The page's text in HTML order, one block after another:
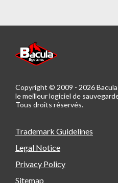
Trademark Guidelines
Legal Notice
Privacy Policy
Sitemap
Copyright © 2009 - 2026
le meilleur logiciel de
Tous droits réservés.